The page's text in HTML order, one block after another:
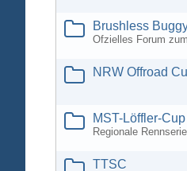
Brushless
Ofzielles Forum
NRW Offroad
MST-Löffler-Cup
Regionale
TTSC